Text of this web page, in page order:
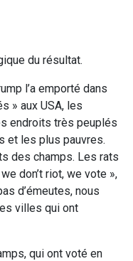
du résultat.
l’a emporté dans
» aux USA, les
endroits très peuplés
et les plus pauvres.
des champs. Les rats
don’t riot, we vote »,
d’émeutes, nous
villes qui ont
qui ont voté en